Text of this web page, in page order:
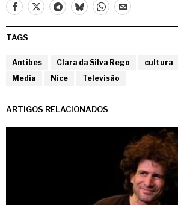
TAGS
Antibes Clara da Silva Rego cultura
Media
Nice Televisão
ARTIGOS RELACIONADOS